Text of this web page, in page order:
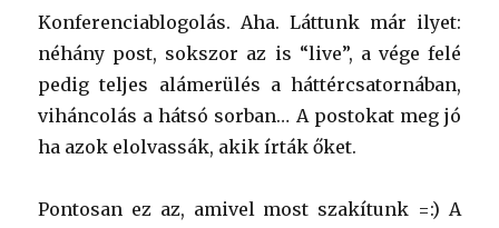
Konferenciablogolás. Aha. Láttunk már ilyet:
néhány post, sokszor az is “live”, a vége felé
pedig teljes alámerülés a háttércsatornában,
viháncolás a hátsó sorban… A postokat meg jó
ha azok elolvassák, akik írták őket.
Pontosan ez az, amivel most szakítunk =:) A